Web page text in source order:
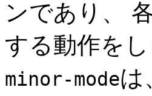
ンであり、
する動作を
minor-modeは